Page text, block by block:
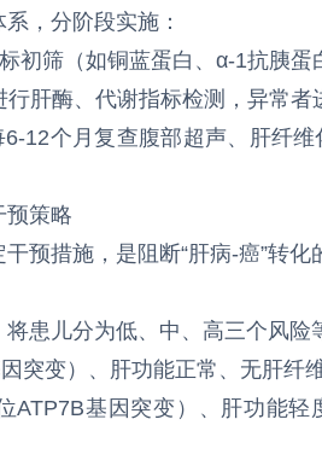
，分阶段实施：
初筛（如铜蓝蛋白、α-1抗胰蛋
肝酶、代谢指标检测，异常者
12个月复查腹部超声、肝纤
预策略
预措施，是阻断“肝病-癌”转化
患儿分为低、中、高三个风险
突变）、肝功能正常、无肝纤
基因突变）、肝功能轻